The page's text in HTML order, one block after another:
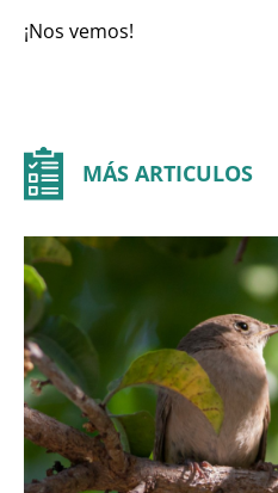
¡Nos vemos!
MÁS ARTICULOS